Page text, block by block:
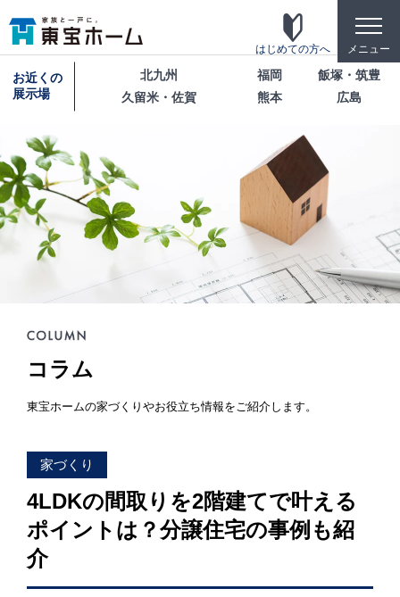
toggle
メニュー
はじめての方へ
東宝ホームの家づくり
家がお施主様にとって「満足して喜ばれている
家」になっている事を目指して・・・
家づくりのこだわり
東宝ホームが自信を持ってお伝えできる「高品
つのポイントを詳しく紹介します。
テクノロジー
「健康・安心・保証」の3つに分けてご説明いたし
ZEH
なぜ、ZEHをしなければならないのか？その理由
と当社のZEH住宅普及への取り組み
お近くの
展示場
北九州 福岡
飯塚・筑豊
久留米・佐賀
熊本 広島
コラム
東宝ホームの家づくりやお役立ち情報をご紹介します。
家づくり
4LDKの間取りを2階建てで叶える
ポイントは？分譲住宅の事例も紹
介